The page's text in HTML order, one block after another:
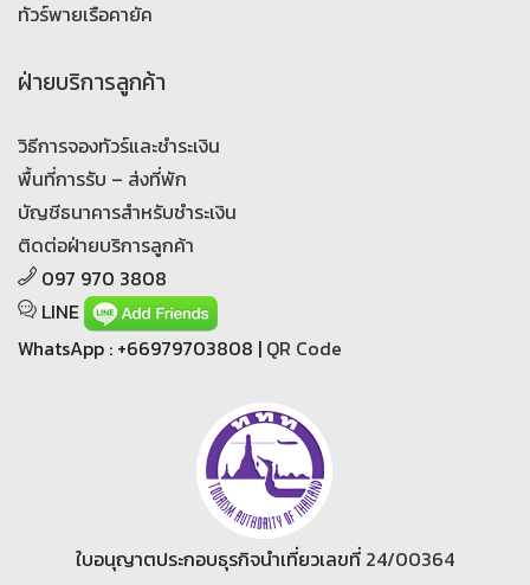
ทัวร์พายเรือคายัค
ฝ่ายบริการลูกค้า
วิธีการจองทัวร์และชำระเงิน
พื้นที่การรับ – ส่งที่พัก
บัญชีธนาคารสำหรับชำระเงิน
ติดต่อฝ่ายบริการลูกค้า
097 970 3808
LINE
WhatsApp : +66979703808 | QR Code
ใบอนุญาตประกอบธุรกิจนำเที่ยวเลขที่ 24/00364